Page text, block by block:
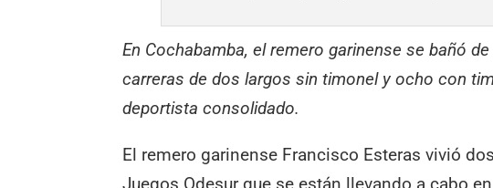
En Cochabamba, el remero garinense se bañó
carreras de dos largos sin timonel y ocho con
deportista consolidado.
El remero garinense Francisco Esteras vivió